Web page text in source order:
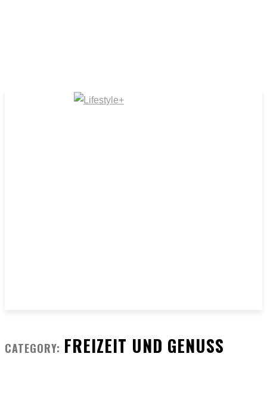
CATEGORY: FREIZEIT UND GENUSS